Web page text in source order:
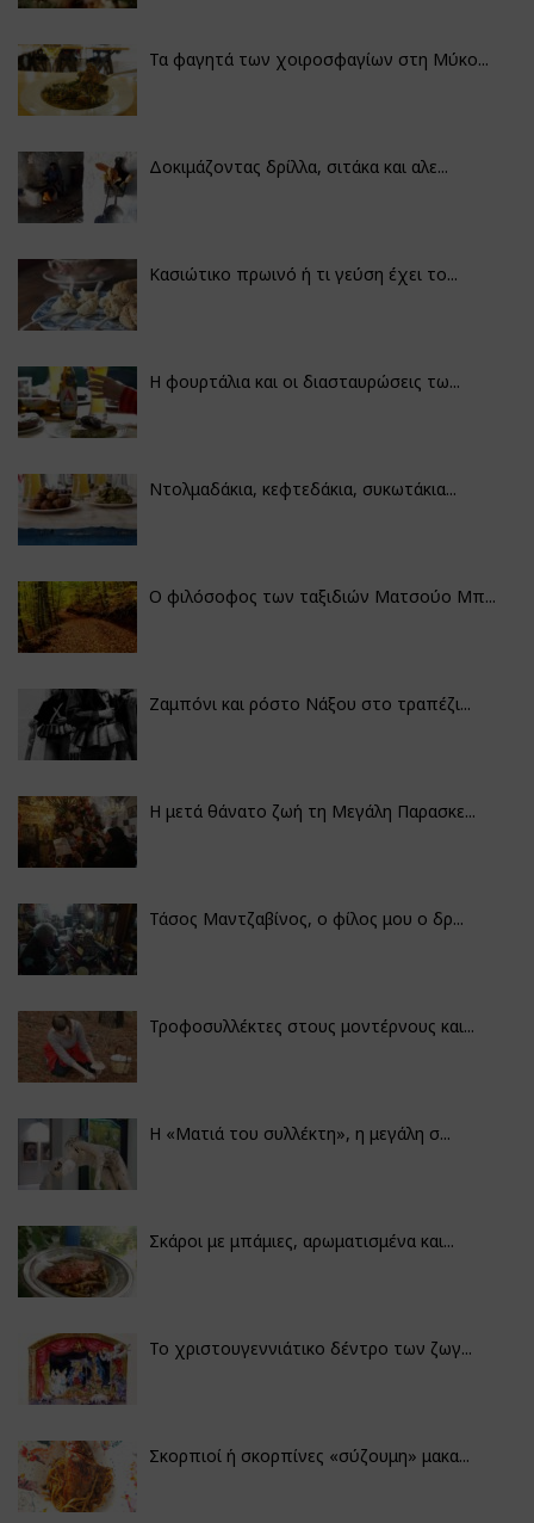
Τα φαγητά των χοιροσφαγίων στη Μύκο...
Δοκιμάζοντας δρίλλα, σιτάκα και αλε...
Κασιώτικο πρωινό ή τι γεύση έχει το...
Η φουρτάλια και οι διασταυρώσεις τω...
Ντολμαδάκια, κεφτεδάκια, συκωτάκια...
Ο φιλόσοφος των ταξιδιών Ματσούο Μπ...
Ζαμπόνι και ρόστο Νάξου στο τραπέζι...
Η μετά θάνατο ζωή τη Μεγάλη Παρασκε...
Τάσος Μαντζαβίνος, ο φίλος μου ο δρ...
Τροφοσυλλέκτες στους μοντέρνους και...
H «Ματιά του συλλέκτη», η μεγάλη σ...
Σκάροι με μπάμιες, αρωματισμένα και...
Το χριστουγεννιάτικο δέντρο των ζωγ...
Σκορπιοί ή σκορπίνες «σύζουμη» μακα...